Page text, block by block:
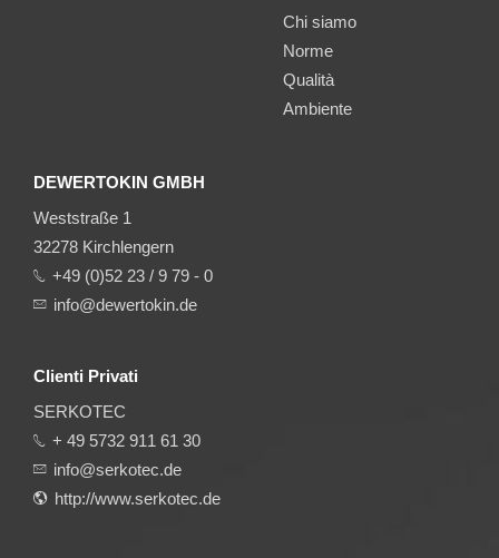
Chi siamo
Norme
Qualità
Ambiente
DEWERTOKIN GMBH
Weststraße 1
32278 Kirchlengern
+49 (0)52 23 / 9 79 - 0
info@dewertokin.de
Clienti Privati
SERKOTEC
+ 49 5732 911 61 30
info@serkotec.de
http://www.serkotec.de